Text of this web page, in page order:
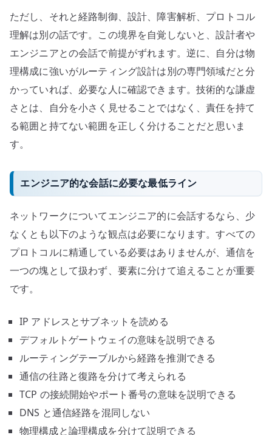
ただし、それと経路制御、設計、障害解析、プロトコル
理解は別の話です。この境界を自覚しないと、設計者や
エンジニアとの会話で前提がずれます。逆に、自分は物
理構成に強いがルーティング設計は別の専門領域だと分
かっていれば、必要な人に確認できます。技術的な謙虚
さとは、自分を小さく見せることではなく、責任を持て
る範囲と持てない範囲を正しく分けることだと思いま
す。
エンジニア的な会話に必要な最低ライン
ネットワークについてエンジニア的に会話するなら、少
なくとも以下のような観点は必要になります。すべての
プロトコルに精通している必要はありませんが、通信を
一つの塊として扱わず、要素に分けて追えることが重要
です。
IP アドレスとサブネットを読める
デフォルトゲートウェイの意味を説明できる
ルーティングテーブルから経路を推測できる
通信の往路と復路を分けて考えられる
TCP の接続開始やポート番号の意味を説明できる
DNS と通信経路を混同しない
物理構成と論理構成を分けて説明できる